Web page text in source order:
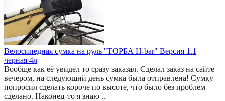
Велосипедная сумка на руль "ТОРБА H-bar" Версия 1.1
черная 4л
Вообще как её увидел то сразу заказал. Сделал заказ на сайте
вечером, на следующий день сумка была отправлена! Сумку
попросил сделать короче по высоте, что было без проблем
сделано. Наконец-то я знаю ..